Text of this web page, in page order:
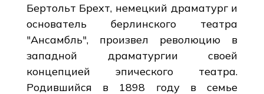
Бертольт Брехт, немецкий драматург и
основатель берлинского театра
"Ансамбль", произвел революцию в
западной драматургии своей
концепцией эпического театра.
Родившийся в 1898 году в семье